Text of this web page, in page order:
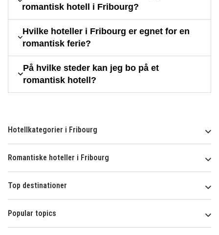
romantisk hotell i Fribourg?
Hvilke hoteller i Fribourg er egnet for en
romantisk ferie?
På hvilke steder kan jeg bo på et
romantisk hotell?
Hotellkategorier i Fribourg
Romantiske hoteller i Fribourg
Top destinationer
Popular topics